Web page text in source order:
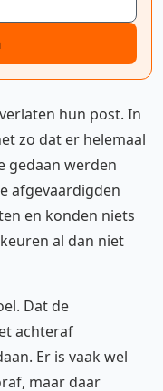
hun post. In
zo dat er helemaal
gedaan werden
afgevaardigden
en konden niets
al dan niet
Dat de
achteraf
Er is vaak wel
maar daar